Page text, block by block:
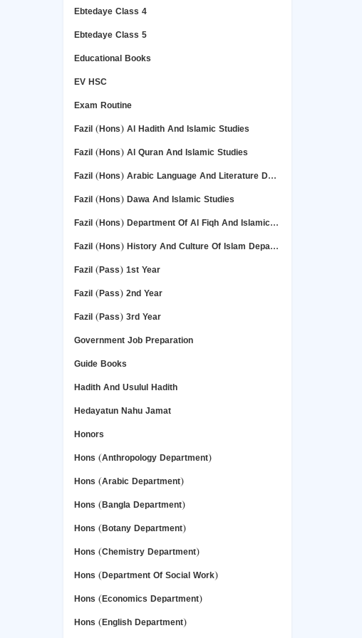
Ebtedaye Class 4
Ebtedaye Class 5
Educational Books
EV HSC
Exam Routine
Fazil (Hons) Al Hadith And Islamic Studies
Fazil (Hons) Al Quran And Islamic Studies
Fazil (Hons) Arabic Language And Literature Deper Department
Fazil (Hons) Dawa And Islamic Studies
Fazil (Hons) Department Of Al Fiqh And Islamic Studies
Fazil (Hons) History And Culture Of Islam Department
Fazil (Pass) 1st Year
Fazil (Pass) 2nd Year
Fazil (Pass) 3rd Year
Government Job Preparation
Guide Books
Hadith And Usulul Hadith
Hedayatun Nahu Jamat
Honors
Hons (Anthropology Department)
Hons (Arabic Department)
Hons (Bangla Department)
Hons (Botany Department)
Hons (Chemistry Department)
Hons (Department Of Social Work)
Hons (Economics Department)
Hons (English Department)